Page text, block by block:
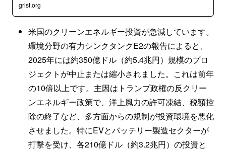
grist.org
米国のクリーンエネルギー投資が急減しています。
環境分野の有力シンクタンクE2の報告によると、
2025年には約350億ドル（約5.4兆円）規模のプロ
ジェクトが中止または縮小されました。これは前年
の10倍以上です。主因はトランプ政権の反クリー
ンエネルギー政策で、洋上風力の許可凍結、税額控
除の終了など、多方面からの規制が投資環境を悪化
させました。特にEVとバッテリー製造セクターが
打撃を受け、各210億ドル（約3.2兆円）の投資と